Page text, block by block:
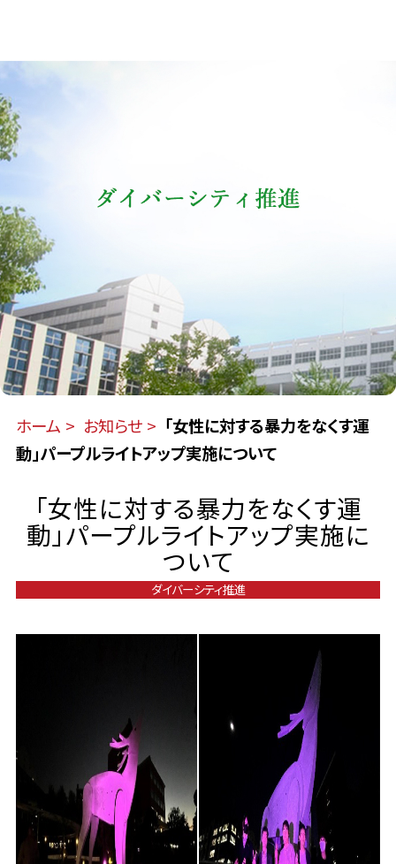
ホーム お知らせ
「女性に対する暴力をなくす運
動」パープルライトアップ実施について
「女性に対する暴力をなくす運
動」パープルライトアップ実施に
ついて
ダイバーシティ推進